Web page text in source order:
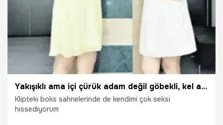
Yakışıklı ama içi çürük adam değil göbekli, kel ama içi iyi adam isterim
Klipteki boks sahnelerinde de kendimi çok seksi
hissediyorum